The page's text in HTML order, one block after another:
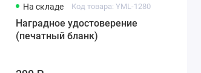
На складе Код товара: YML-1280
Наградное удостоверение
(печатный бланк)